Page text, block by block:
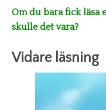
Om du bara fick läsa
skulle det vara?
Vidare läsning